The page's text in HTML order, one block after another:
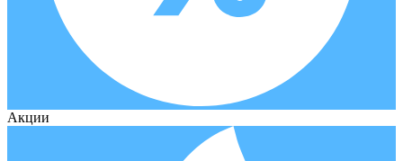
Акции